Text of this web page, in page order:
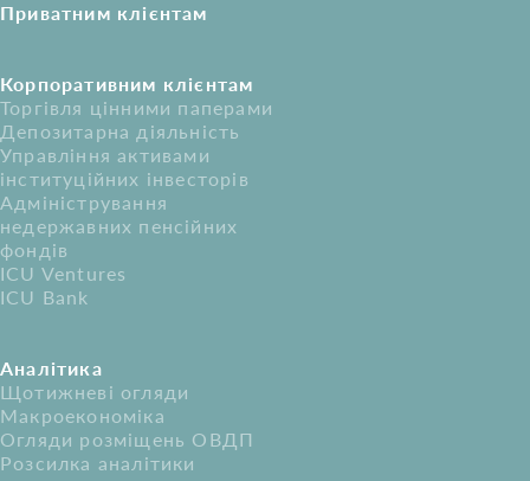
Приватним клієнтам
Корпоративним клієнтам
Торгівля цінними паперами
Депозитарна діяльність
Управління активами
інституційних інвесторів
Адміністрування
недержавних пенсійних
фондів
ICU Ventures
ICU Bank
Аналітика
Щотижневі огляди
Макроекономіка
Огляди розміщень ОВДП
Розсилка аналітики